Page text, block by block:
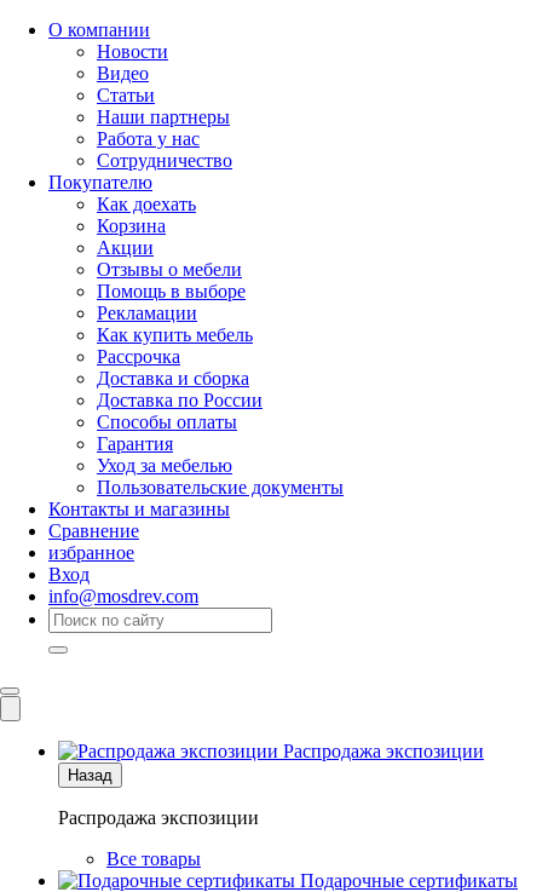
О компании
Новости
Видео
Статьи
Наши партнеры
Работа у нас
Сотрудничество
Покупателю
Как доехать
Корзина
Акции
Отзывы о мебели
Помощь в выборе
Рекламации
Как купить мебель
Рассрочка
Доставка и сборка
Доставка по России
Способы оплаты
Гарантия
Уход за мебелью
Пользовательские документы
Контакты и магазины
Сравнение
избранное
Вход
info@mosdrev.com
Распродажа экспозиции
Назад
Распродажа экспозиции
Все товары
Подарочные сертификаты